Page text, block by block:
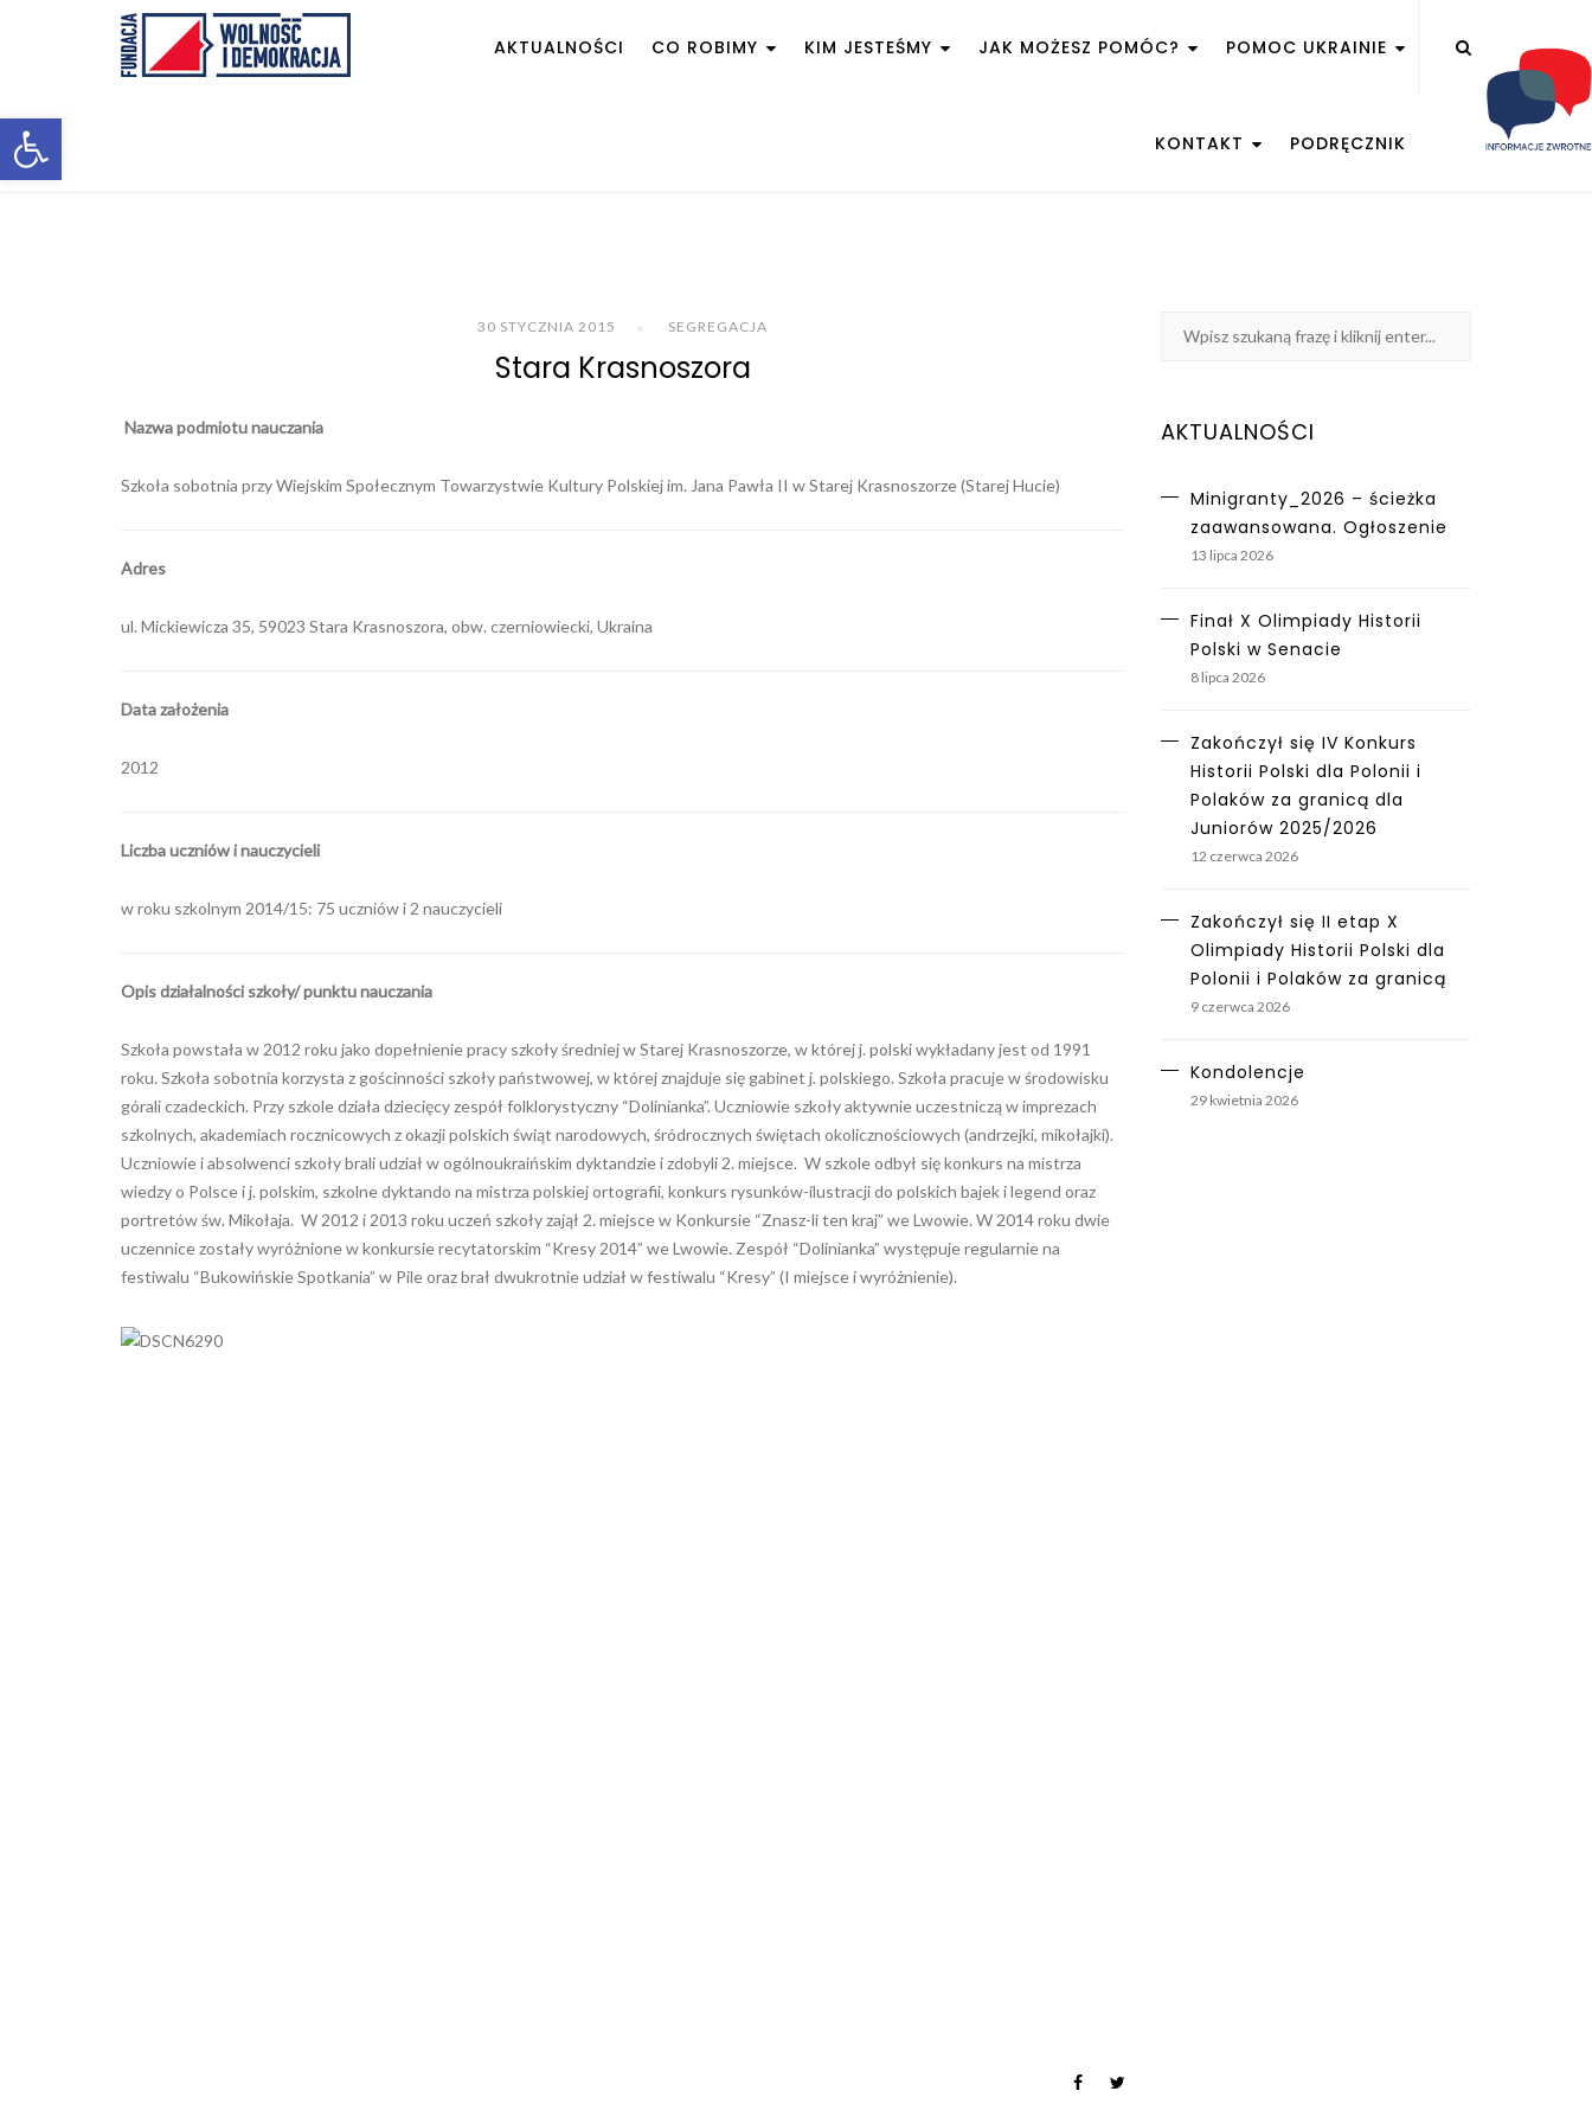
Otwórz pasek narzędzi
AKTUALNOŚCI CO ROBIMY KIM JESTEŚMY JAK MOŻESZ POMÓC? POMOC UKRAINIE
KONTAKT PODRĘCZNIK
30 STYCZNIA 2015 SEGREGACJA
Stara Krasnoszora
Nazwa podmiotu nauczania
Szkoła sobotnia przy Wiejskim Społecznym Towarzystwie Kultury Polskiej im. Jana Pawła II w Starej Krasnoszorze (Starej Hucie)
Adres
ul. Mickiewicza 35, 59023 Stara Krasnoszora, obw. czerniowiecki, Ukraina
Data założenia
2012
Liczba uczniów i nauczycieli
w roku szkolnym 2014/15: 75 uczniów i 2 nauczycieli
Opis działalności szkoły/ punktu nauczania
Szkoła powstała w 2012 roku jako dopełnienie pracy szkoły średniej w Starej Krasnoszorze, w której j. polski wykładany jest od 1991
roku. Szkoła sobotnia korzysta z gościnności szkoły państwowej, w której znajduje się gabinet j. polskiego. Szkoła pracuje w środowisku
górali czadeckich. Przy szkole działa dziecięcy zespół folklorystyczny “Dolinianka”. Uczniowie szkoły aktywnie uczestniczą w imprezach
szkolnych, akademiach rocznicowych z okazji polskich świąt narodowych, śródrocznych świętach okolicznościowych (andrzejki, mikołajki).
Uczniowie i absolwenci szkoły brali udział w ogólnoukraińskim dyktandzie i zdobyli 2. miejsce. W szkole odbył się konkurs na mistrza
wiedzy o Polsce i j. polskim, szkolne dyktando na mistrza polskiej ortografii, konkurs rysunków-ilustracji do polskich bajek i legend oraz
portretów św. Mikołaja. W 2012 i 2013 roku uczeń szkoły zajął 2. miejsce w Konkursie “Znasz-li ten kraj” we Lwowie. W 2014 roku dwie
uczennice zostały wyróżnione w konkursie recytatorskim “Kresy 2014” we Lwowie. Zespół “Dolinianka” występuje regularnie na
festiwalu “Bukowińskie Spotkania” w Pile oraz brał dwukrotnie udział w festiwalu “Kresy” (I miejsce i wyróżnienie).
AKTUALNOŚCI
Minigranty_2026 – ścieżka
zaawansowana. Ogłoszenie
13 lipca 2026
Finał X Olimpiady Historii
Polski w Senacie
8 lipca 2026
Zakończył się IV Konkurs
Historii Polski dla Polonii i
Polaków za granicą dla
Juniorów 2025/2026
12 czerwca 2026
Zakończył się II etap X
Olimpiady Historii Polski dla
Polonii i Polaków za granicą
9 czerwca 2026
Kondolencje
29 kwietnia 2026